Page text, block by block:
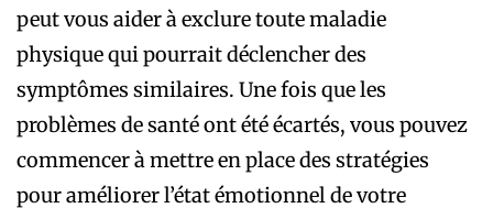
peut vous aider à exclure toute maladie
physique qui pourrait déclencher des
symptômes similaires. Une fois que les
problèmes de santé ont été écartés, vous pouvez
commencer à mettre en place des stratégies
pour améliorer l’état émotionnel de votre